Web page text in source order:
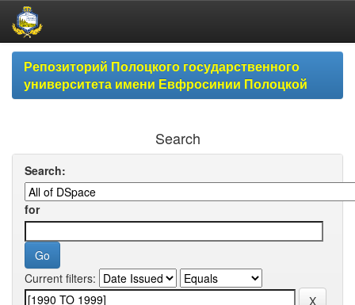
Skip
navigationРепозиторий Полоцкого государственного
университета имени Евфросинии Полоцкой
Search
Search:
for
Current filters: